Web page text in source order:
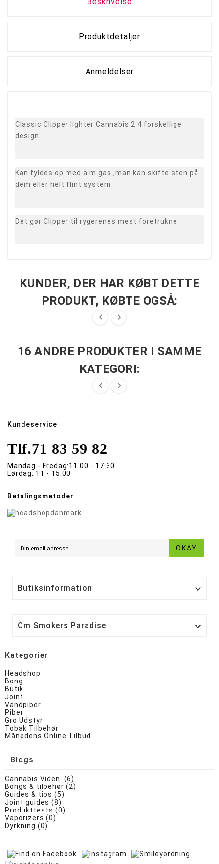
Produktdetaljer
Anmeldelser
Classic Clipper lighter Cannabis 2 4 forskellige
design
Kan fyldes op med alm gas ,man kan skifte sten på
dem eller helt flint system
Det gør Clipper til rygerenes mest foretrukne
KUNDER, DER HAR KØBT DETTE
PRODUKT, KØBTE OGSÅ:
 
16 ANDRE PRODUKTER I SAMME
KATEGORI:
 
Kundeservice
Tlf.71 83 59 82
Mandag - Fredag:11.00 - 17.30
Lørdag: 11 - 15.00
Betalingsmetoder
OKAY
Butiksinformation 
Om Smokers Paradise 
Kategorier
Headshop
Bong
Butik
Joint
Vandpiber
Piber
Gro Udstyr
Tobak Tilbehør
Månedens Online Tilbud
Blogs
Cannabis Viden (6)
Bongs & tilbehør (2)
Guides & tips (5)
Joint guides (8)
Produkttests (0)
Vaporizers (0)
Dyrkning (0)